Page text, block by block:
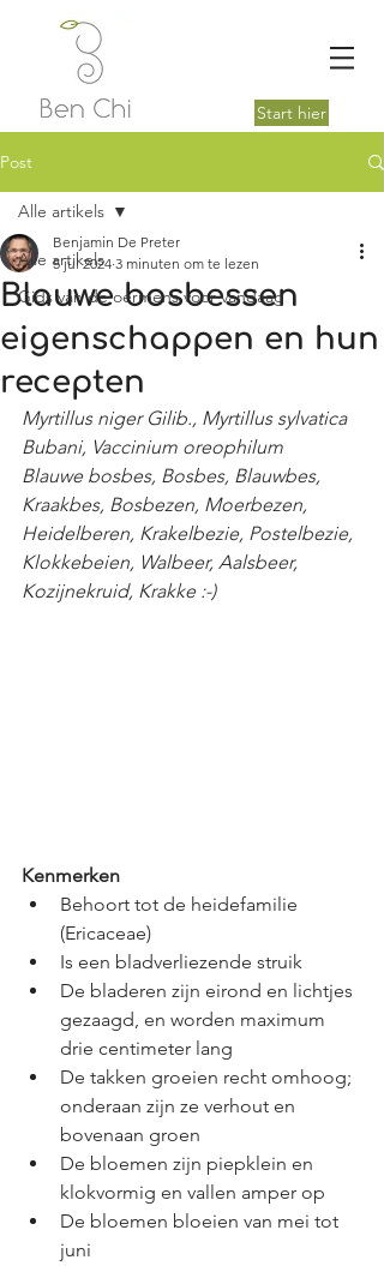
Start hier
Post
Alle artikels
Gids van de oermens voor vandaag
Alle artikels
Blauwe bosbessen
eigenschappen en hun
recepten
Benjamin De Preter
5 jul 2024 3 minuten om te lezen
Myrtillus niger Gilib., Myrtillus sylvatica
Bubani, Vaccinium oreophilum
Blauwe bosbes, Bosbes, Blauwbes,
Kraakbes, Bosbezen, Moerbezen,
Heidelberen, Krakelbezie, Postelbezie,
Klokkebeien, Walbeer, Aalsbeer,
Kozijnekruid, Krakke :-)
Kenmerken
Behoort tot de heidefamilie
(Ericaceae)
Is een bladverliezende struik
De bladeren zijn eirond en lichtjes
gezaagd, en worden maximum
drie centimeter lang
De takken groeien recht omhoog;
onderaan zijn ze verhout en
bovenaan groen
De bloemen zijn piepklein en
klokvormig en vallen amper op
De bloemen bloeien van mei tot
juni